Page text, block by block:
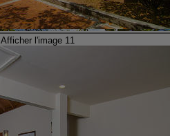
Afficher l'image 11